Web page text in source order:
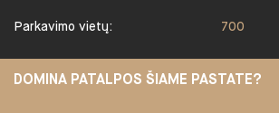
Parkavimo vietų: 700
DOMINA PATALPOS ŠIAME PASTATE?